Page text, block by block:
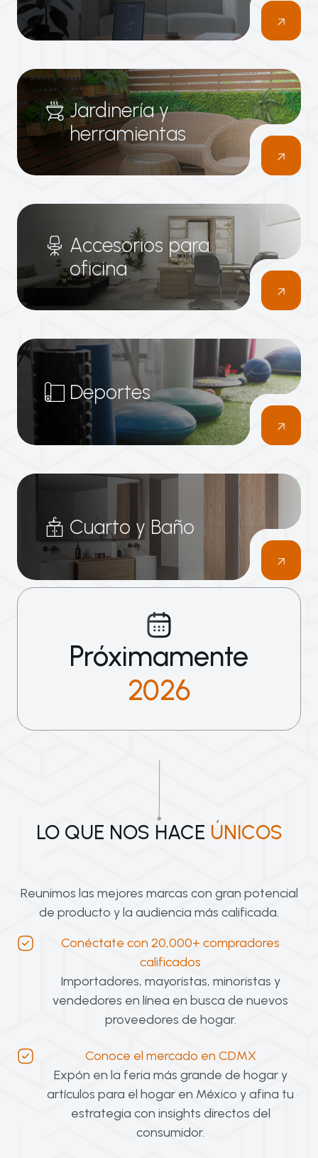
Jardinería y
herramientas
Accesorios para
oficina
Deportes
Cuarto y Baño
Próximamente
2026
LO QUE NOS HACE ÚNICOS
Reunimos las mejores marcas con gran potencial
de producto y la audiencia más calificada.
Conéctate con 20,000+ compradores
calificados
Importadores, mayoristas, minoristas y
vendedores en línea en busca de nuevos
proveedores de hogar.
Conoce el mercado en CDMX
Expón en la feria más grande de hogar y
artículos para el hogar en México y afina tu
estrategia con insights directos del
consumidor.